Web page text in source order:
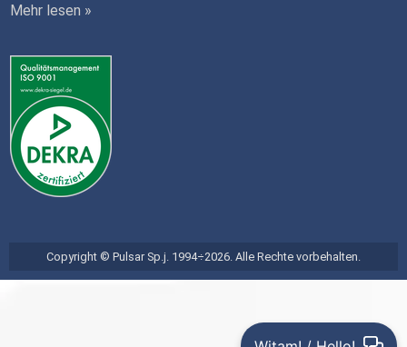
Mehr lesen »
Copyright © Pulsar Sp.j. 1994÷2026. Alle Rechte vorbehalten.